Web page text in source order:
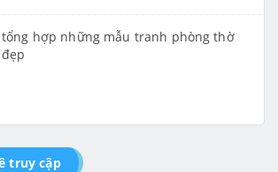
tổng hợp những mẫu tranh phòng thờ
đẹp
truy cập